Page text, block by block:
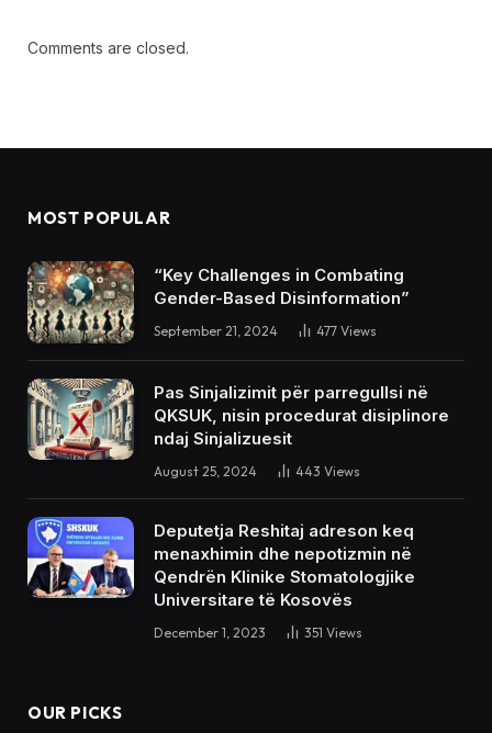
Comments are closed.
MOST POPULAR
“Key Challenges in Combating
Gender-Based Disinformation”
September 21, 2024 477 Views
Pas Sinjalizimit për parregullsi në
QKSUK, nisin procedurat disiplinore
ndaj Sinjalizuesit
August 25, 2024 443 Views
Deputetja Reshitaj adreson keq
menaxhimin dhe nepotizmin në
Qendrën Klinike Stomatologjike
Universitare të Kosovës
December 1, 2023 351 Views
OUR PICKS